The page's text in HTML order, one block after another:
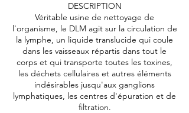
DESCRIPTION
Véritable usine de nettoyage de
l'organisme, le DLM agit sur la circulation de
la lymphe, un liquide translucide qui coule
dans les vaisseaux répartis dans tout le
corps et qui transporte toutes les toxines,
les déchets cellulaires et autres éléments
indésirables jusqu'aux ganglions
lymphatiques, les centres d'épuration et de
filtration.